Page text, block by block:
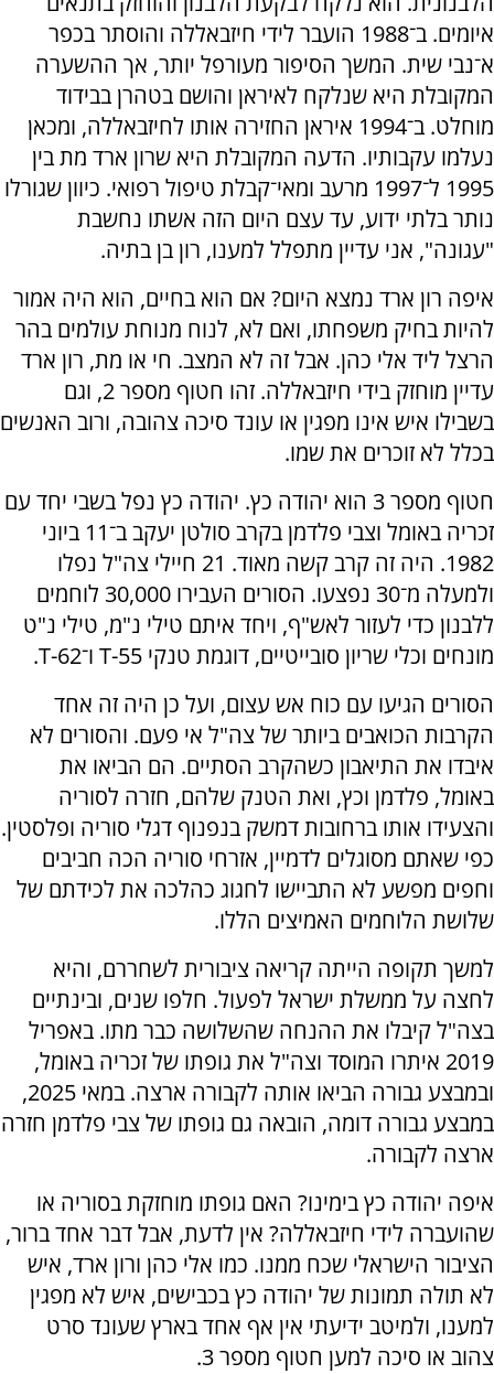
איומים. ב־1988 הועבר לידי חיזבאללה והוסתר בכפר
א־נבי שית. המשך הסיפור מעורפל יותר, אך ההשערה
המקובלת היא שנלקח לאיראן והושם בטהרן בבידוד
מוחלט. ב־1994 איראן החזירה אותו לחיזבאללה, ומכאן
נעלמו עקבותיו. הדעה המקובלת היא שרון ארד מת בין
1995 ל־1997 מרעב ומאי־קבלת טיפול רפואי. כיוון שגורלו
נותר בלתי ידוע, עד עצם היום הזה אשתו נחשבת
"עגונה", אני עדיין מתפלל למענו, רון בן בתיה.
איפה רון ארד נמצא היום? אם הוא בחיים, הוא היה אמור
להיות בחיק משפחתו, ואם לא, לנוח מנוחת עולמים בהר
הרצל ליד אלי כהן. אבל זה לא המצב. חי או מת, רון ארד
עדיין מוחזק בידי חיזבאללה. זהו חטוף מספר 2, וגם
בשבילו איש אינו מפגין או עונד סיכה צהובה, ורוב האנשים
בכלל לא זוכרים את שמו.
חטוף מספר 3 הוא יהודה כץ. יהודה כץ נפל בשבי יחד עם
זכריה באומל וצבי פלדמן בקרב סולטן יעקב ב־11 ביוני
1982. היה זה קרב קשה מאוד. 21 חיילי צה"ל נפלו
ולמעלה מ־30 נפצעו. הסורים העבירו 30,000 לוחמים
ללבנון כדי לעזור לאש"ף, ויחד איתם טילי נ"מ, טילי נ"ט
מונחים וכלי שריון סובייטיים, דוגמת טנקי T-55 ו־T-62.
הסורים הגיעו עם כוח אש עצום, ועל כן היה זה אחד
הקרבות הכואבים ביותר של צה"ל אי פעם. והסורים לא
איבדו את התיאבון כשהקרב הסתיים. הם הביאו את
באומל, פלדמן וכץ, ואת הטנק שלהם, חזרה לסוריה
והצעידו אותו ברחובות דמשק בנפנוף דגלי סוריה ופלסטין.
כפי שאתם מסוגלים לדמיין, אזרחי סוריה הכה חביבים
וחפים מפשע לא התביישו לחגוג כהלכה את לכידתם של
שלושת הלוחמים האמיצים הללו.
למשך תקופה הייתה קריאה ציבורית לשחררם, והיא
לחצה על ממשלת ישראל לפעול. חלפו שנים, ובינתיים
בצה"ל קיבלו את ההנחה שהשלושה כבר מתו. באפריל
2019 איתרו המוסד וצה"ל את גופתו של זכריה באומל,
ובמבצע גבורה הביאו אותה לקבורה ארצה. במאי 2025,
במבצע גבורה דומה, הובאה גם גופתו של צבי פלדמן חזרה
ארצה לקבורה.
איפה יהודה כץ בימינו? האם גופתו מוחזקת בסוריה או
שהועברה לידי חיזבאללה? אין לדעת, אבל דבר אחד ברור,
הציבור הישראלי שכח ממנו. כמו אלי כהן ורון ארד, איש
לא תולה תמונות של יהודה כץ בכבישים, איש לא מפגין
למענו, ולמיטב ידיעתי אין אף אחד בארץ שעונד סרט
צהוב או סיכה למען חטוף מספר 3.